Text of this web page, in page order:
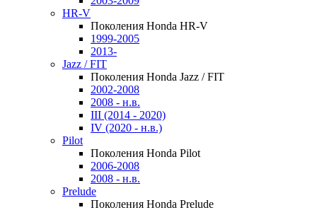
HR-V
Поколения Honda HR-V
1999-2005
2013-
Jazz / FIT
Поколения Honda Jazz / FIT
2002-2008
2008 - н.в.
III (2014 - 2020)
IV (2020 - н.в.)
Pilot
Поколения Honda Pilot
2006-2008
2008 - н.в.
Prelude
Поколения Honda Prelude